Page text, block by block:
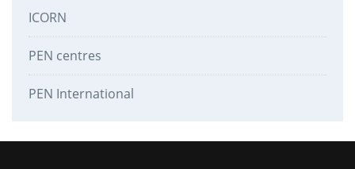
ICORN
PEN centres
PEN International